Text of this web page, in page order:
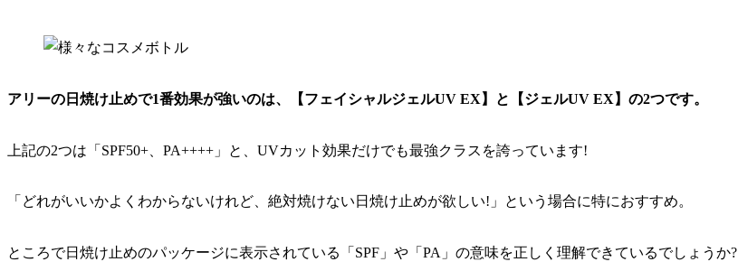
アリーの日焼け止めで1番効果が強いのは、【フェイシャルジェルUV EX】と【ジェルUV EX】の2つです。
上記の2つは「SPF50+、PA++++」と、UVカット効果だけでも最強クラスを誇っています!
「どれがいいかよくわからないけれど、絶対焼けない日焼け止めが欲しい!」という場合に特におすすめ。
ところで日焼け止めのパッケージに表示されている「SPF」や「PA」の意味を正しく理解できているでしょうか?